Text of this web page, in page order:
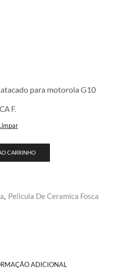
para motorola G10
F.
CARRINHO
, Pelicula De Ceramica Fosca
ADICIONAL